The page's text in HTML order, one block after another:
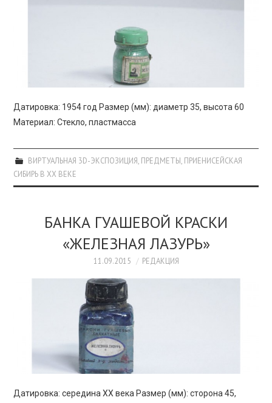
Датировка: 1954 год Размер (мм): диаметр 35, высота 60
Материал: Стекло, пластмасса
ВИРТУАЛЬНАЯ 3D-ЭКСПОЗИЦИЯ, ПРЕДМЕТЫ, ПРИЕНИСЕЙСКАЯ
СИБИРЬ В XX ВЕКЕ
БАНКА ГУАШЕВОЙ КРАСКИ
«ЖЕЛЕЗНАЯ ЛАЗУРЬ»
11.09.2015 РЕДАКЦИЯ
Датировка: середина XX века Размер (мм): сторона 45,